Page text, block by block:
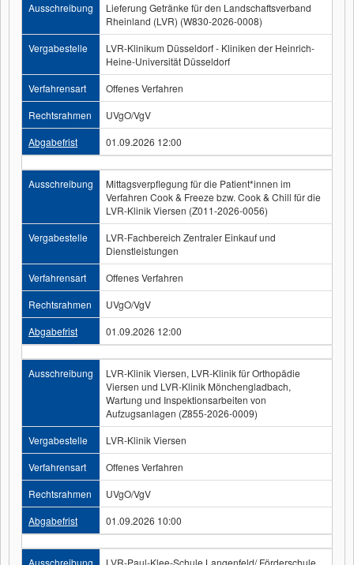
Ausschreibung
Lieferung Getränke für den Landschaftsverband
Rheinland (LVR) (W830-2026-0008)
Vergabestelle
LVR-Klinikum Düsseldorf - Kliniken der Heinrich-
Heine-Universität Düsseldorf
Verfahrensart
Offenes Verfahren
Rechtsrahmen
UVgO/VgV
Abgabefrist
01.09.2026 12:00
Ausschreibung
Mittagsverpflegung für die Patient*innen im
Verfahren Cook & Freeze bzw. Cook & Chill für die
LVR-Klinik Viersen (Z011-2026-0056)
Vergabestelle
LVR-Fachbereich Zentraler Einkauf und
Dienstleistungen
Verfahrensart
Offenes Verfahren
Rechtsrahmen
UVgO/VgV
Abgabefrist
01.09.2026 12:00
Ausschreibung
LVR-Klinik Viersen, LVR-Klinik für Orthopädie
Viersen und LVR-Klinik Mönchengladbach,
Wartung und Inspektionsarbeiten von
Aufzugsanlagen (Z855-2026-0009)
Vergabestelle
LVR-Klinik Viersen
Verfahrensart
Offenes Verfahren
Rechtsrahmen
UVgO/VgV
Abgabefrist
01.09.2026 10:00
Ausschreibung LVR-Paul-Klee-Schule Langenfeld/ Förderschule